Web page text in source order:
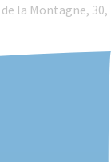
la Montagne, 30,